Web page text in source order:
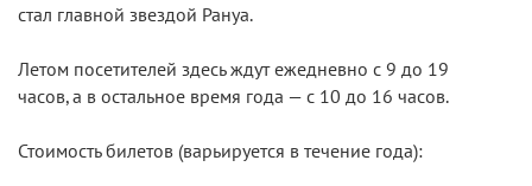
стал главной звездой Рануа.
Летом посетителей здесь ждут ежедневно с 9 до 19
часов, а в остальное время года — с 10 до 16 часов.
Стоимость билетов (варьируется в течение года):